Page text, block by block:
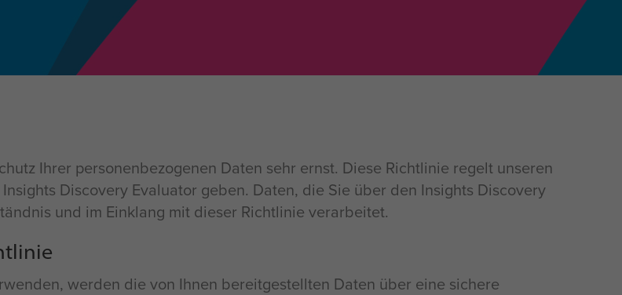
Ihrer personenbezogenen Daten sehr ernst. Diese Richtlinie regelt unseren
Discovery Evaluator geben. Daten, die Sie über den Insights Discovery
und im Einklang mit dieser Richtlinie verarbeitet.
werden die von Ihnen bereitgestellten Daten über eine sichere